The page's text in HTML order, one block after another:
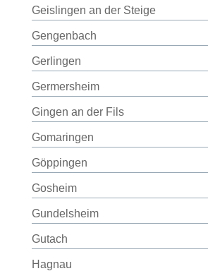
Geislingen an der Steige
Gengenbach
Gerlingen
Germersheim
Gingen an der Fils
Gomaringen
Göppingen
Gosheim
Gundelsheim
Gutach
Hagnau